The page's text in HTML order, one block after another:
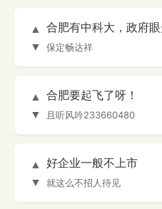
▲
▼
合肥有中科大，政府
保定畅达祥
▲
▼
合肥要起飞了呀！
且听风吟233660480
▲
▼
好企业一般不上市
就这么不招人待见